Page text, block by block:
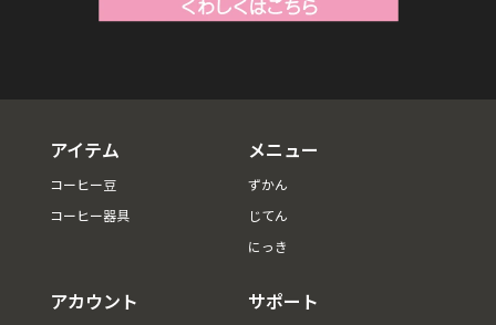
アイテム
コーヒー豆
コーヒー器具
メニュー
ずかん
じてん
にっき
アカウント サポート